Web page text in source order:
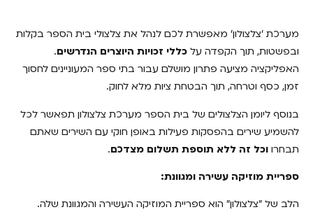
מערכת 'צלצולון' מאפשרת לכם לנהל את צלצולי בית הספר בקלות
ובפשטות, תוך הקפדה על כללי זכויות היוצרים הנדרשים.
האפליקציה מציעה פתרון מושלם עבור בתי ספר המעוניינים לחסוך
זמן, כסף וטרחה, תוך הבטחת ציות מלא לחוק.
בנוסף ליומן הצלצולים של בית הספר מערכת צלצולון תפאשר לכל
להשמיע שירים בהפסקות פעילות באופן חוקי עם השירים שאתם
תבחרו וכל זה ללא תוספת תשלום מצדכם.
ספריית מוזיקה עשירה ומגוונת:
הלב של "צלצולון" הוא ספריית המוזיקה העשירה והמגוונת שלה.